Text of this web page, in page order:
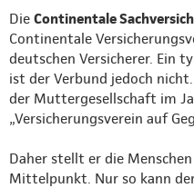
Die Continentale
Continentale
deutschen Versicherer. Ein
ist der Verbund jedoch
der Muttergesellschaft im
„Versicherungsverein auf
Daher stellt er die
Mittelpunkt. Nur so kann